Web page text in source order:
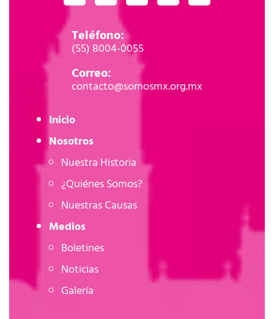
Teléfono:
(55) 8004-0055
Correo:
contacto@somosmx.org.mx
Inicio
Nosotros
Nuestra Historia
¿Quiénes Somos?
Nuestras Causas
Medios
Boletines
Noticias
Galería